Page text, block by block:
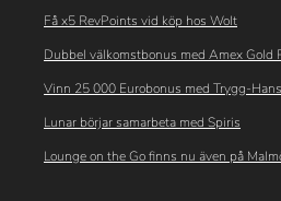
Få x5 RevPoints vid köp hos Wolt
Dubbel välkomstbonus med Amex Gold
Vinn 25 000 Eurobonus med Trygg-
Lunar börjar samarbeta med Spiris
Lounge on the Go finns nu även på